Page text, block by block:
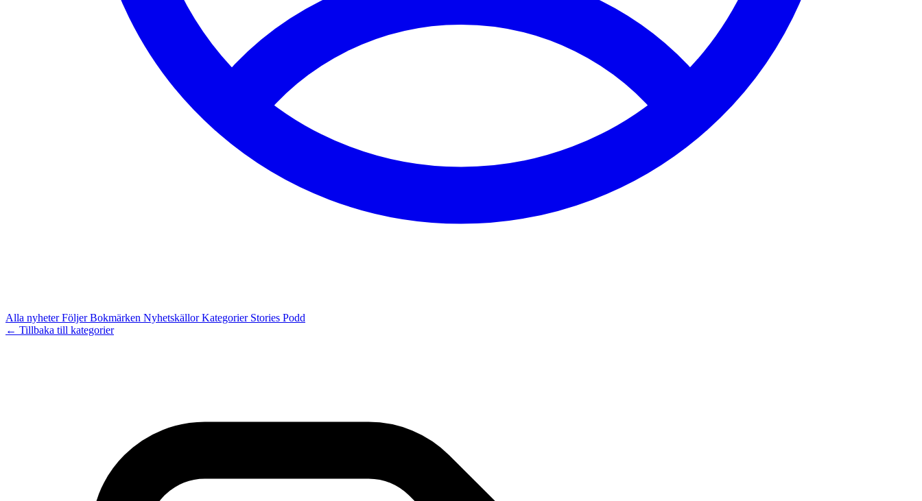
Alla nyheterFöljerBokmärken NyhetskällorKategorier Stories Podd
← Tillbaka till kategorier